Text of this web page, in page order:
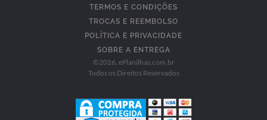
TERMOS E CONDIÇÕES
TROCAS E REEMBOLSO
POLÍTICA E PRIVACIDADE
SOBRE A ENTREGA
©2026 , ePlanilhas.com.br
Todos os Direitos Reservados